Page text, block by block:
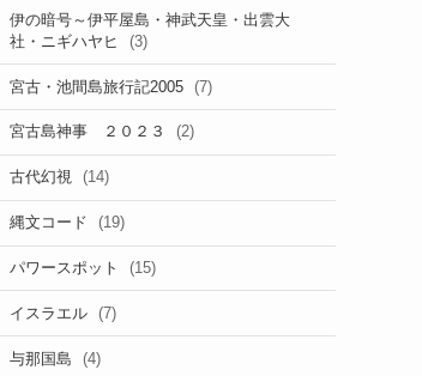
伊の暗号～伊平屋島・神武天皇・出雲大
社・ニギハヤヒ
(3)
宮古・池間島旅行記2005 (7)
宮古島神事 ２０２３ (2)
古代幻視 (14)
縄文コード (19)
パワースポット (15)
イスラエル (7)
与那国島 (4)